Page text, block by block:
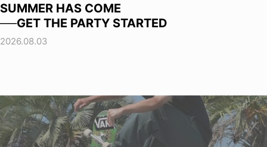
SUMMER HAS COME
──GET THE PARTY STARTED
2026.08.03